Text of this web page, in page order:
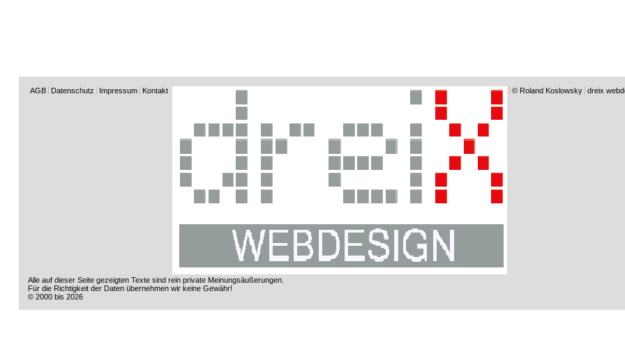
AGB Datenschutz Impressum Kontakt © Roland Koslowsky dreix
Alle auf dieser Seite gezeigten Texte sind rein private Meinungsäußerungen.
Für die Richtigkeit der Daten übernehmen wir keine Gewähr!
© 2000 bis 2026